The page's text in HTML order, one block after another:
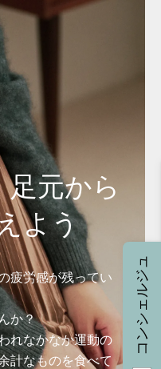
元から
よう
疲労感が残ってい
か？
れなかなか運動の
計なものを食べて
コンシェルジュ